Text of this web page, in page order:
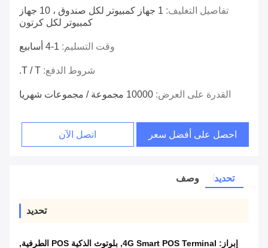
تفاصيل التغليف:
1 جهاز كمبيوتر لكل صندوق ، 10 جهاز
كمبيوتر لكل كرتون
وقت التسليم: 1-4 أسابيع
شروط الدفع: T / T.
القدرة على العرض: 10000 مجموعة / مجموعات شهريا
احصل على أفضل سعر اتصل الآن
تحديد وصف
تحديد
إبراز: 4G Smart POS Terminal
, بلوتوث الذكية POS الطرفية
,